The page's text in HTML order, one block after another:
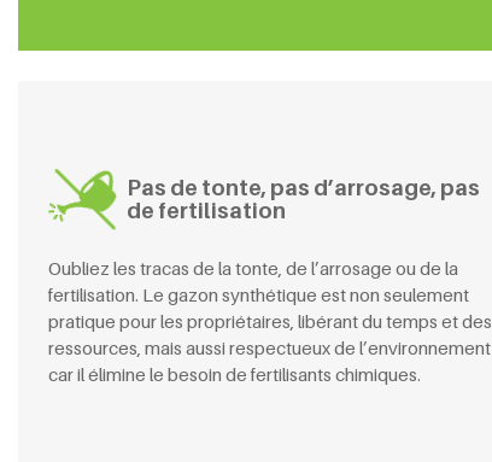
Pas de tonte, pas d’arrosage, pas
de fertilisation
Oubliez les tracas de la tonte, de l’arrosage ou de la
fertilisation. Le gazon synthétique est non seulement
pratique pour les propriétaires, libérant du temps et des
ressources, mais aussi respectueux de l’environnement
car il élimine le besoin de fertilisants chimiques.